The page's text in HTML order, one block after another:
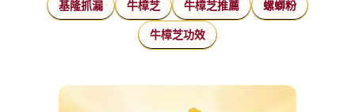
基隆抓漏 牛樟芝 牛樟芝推薦 螺螄粉
牛樟芝功效